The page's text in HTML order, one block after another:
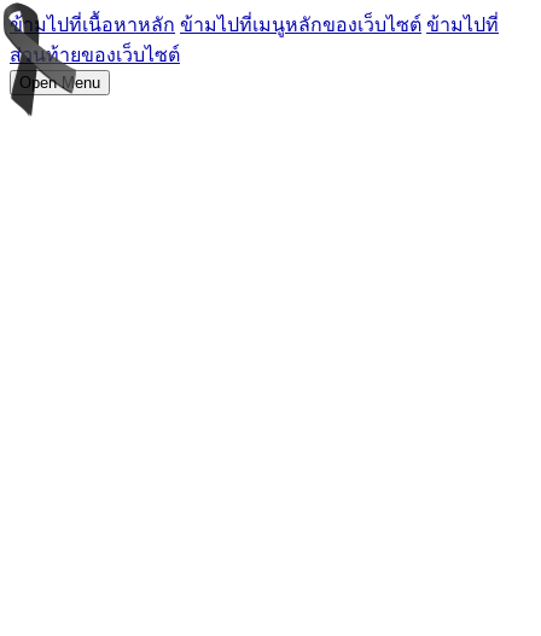
ข้ามไปที่เนื้อหาหลัก ข้ามไปที่เมนูหลักของเว็บไซต์ ข้ามไปที่
ส่วนท้ายของเว็บไซต์
Open Menu